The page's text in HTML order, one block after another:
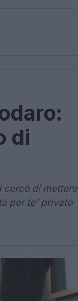
di
cercò di mettere
per te' privato